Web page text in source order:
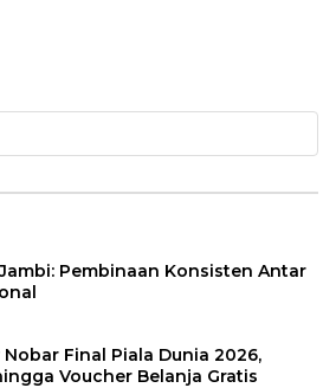
Jambi: Pembinaan Konsisten Antar
Final Piala Dunia 2026,
Voucher Belanja Gratis